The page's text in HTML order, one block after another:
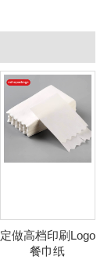
定做高档印刷Logo
餐巾纸